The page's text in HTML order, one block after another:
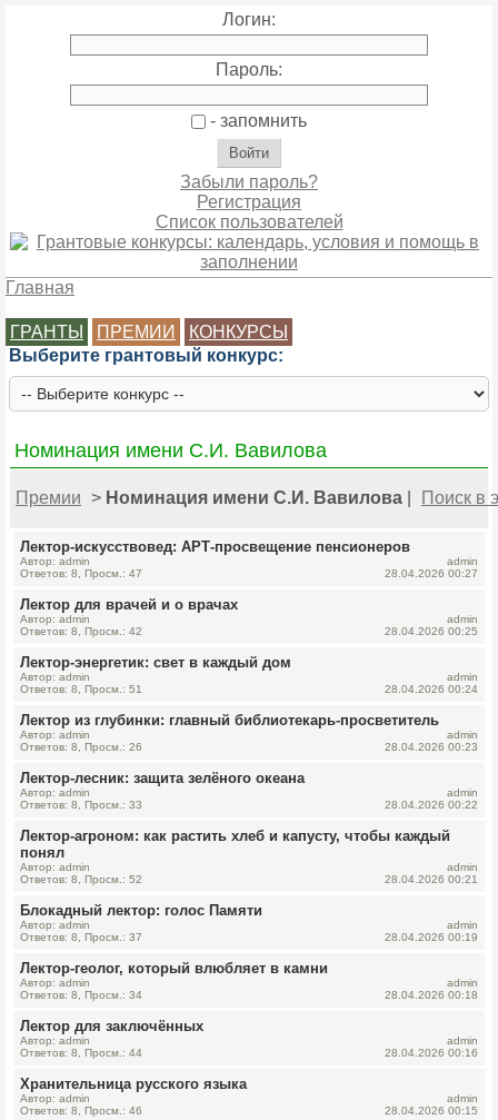
Логин:
Пароль:
- запомнить
Забыли пароль?
Регистрация
Список пользователей
Главная
ГРАНТЫ ПРЕМИИ
КОНКУРСЫ
Выберите грантовый конкурс:
Номинация имени С.И. Вавилова
Премии > Номинация имени С.И. Вавилова Поиск в
Лектор-искусствовед: АРТ-просвещение пенсионеров
Автор: admin
Ответов: 8, Просм.: 47
admin
28.04.2026 00:27
Лектор для врачей и о врачах
Автор: admin
Ответов: 8, Просм.: 42
admin
28.04.2026 00:25
Лектор-энергетик: свет в каждый дом
Автор: admin
Ответов: 8, Просм.: 51
admin
28.04.2026 00:24
Лектор из глубинки: главный библиотекарь-просветитель
Автор: admin
Ответов: 8, Просм.: 26
admin
28.04.2026 00:23
Лектор-лесник: защита зелёного океана
Автор: admin
Ответов: 8, Просм.: 33
admin
28.04.2026 00:22
Лектор-агроном: как растить хлеб и капусту, чтобы каждый
понял
Автор: admin
Ответов: 8, Просм.: 52
admin
28.04.2026 00:21
Блокадный лектор: голос Памяти
Автор: admin
Ответов: 8, Просм.: 37
admin
28.04.2026 00:19
Лектор-геолог, который влюбляет в камни
Автор: admin
Ответов: 8, Просм.: 34
admin
28.04.2026 00:18
Лектор для заключённых
Автор: admin
Ответов: 8, Просм.: 44
admin
28.04.2026 00:16
Хранительница русского языка
Автор: admin
Ответов: 8, Просм.: 46
admin
28.04.2026 00:15